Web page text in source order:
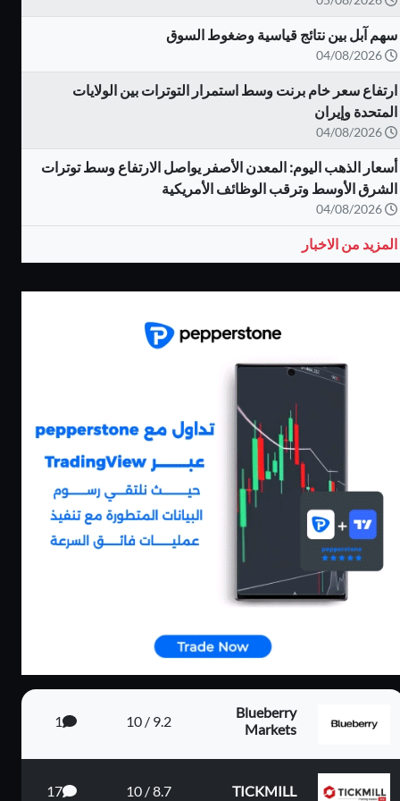
سهم آبل بين نتائج قياسية وضغوط السوق
04/08/2026
ارتفاع سعر خام برنت وسط استمرار التوترات بين الولايات
المتحدة وإيران
04/08/2026
أسعار الذهب اليوم: المعدن الأصفر يواصل الارتفاع وسط توترات
الشرق الأوسط وترقب الوظائف الأمريكية
04/08/2026
المزيد من الاخبار
Blueberry
Markets
9.2 / 10
1
TICKMILL
8.7 / 10
17
كاش باك يصل الى
80%
بونص 100% على
الايداع
الي...